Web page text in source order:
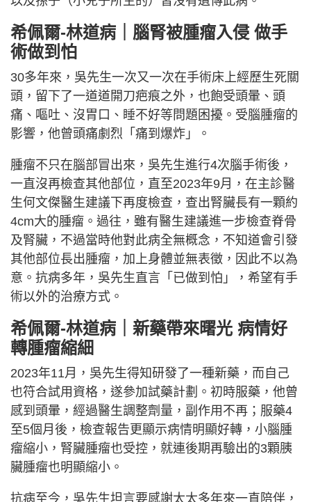
希佩爾-林道病｜腦腎被腫瘤入侵 做手
術做到怕
30多年來，吳先生一次又一次在手術床上經歷生死關
頭，留下了一道道開刀疤痕之外，也飽受頭暈、頭
痛、嘔吐、沒胃口、睡不好等問題困擾。受腦腫瘤的
影響，他曾頭痛劇烈「痛到爆炸」。
腫瘤不只在腦部冒出來，吳先生進行4次腦手術後，
一直沒再檢查其他部位，直至2023年9月，在主診醫
生何文傑醫生建議下再度檢查，查出腎臟長有一顆約
4cm大的腫瘤。過往，雖有醫生建議進一步檢查脊骨
及腎臟，不過當時他對此病全無概念，不知道會引發
其他部位長出腫瘤，加上身體並無表徵，因此不以為
意。抗病多年，吳先生直言「已做到怕」，希望有手
術以外的治療方式。
希佩爾-林道病｜新藥帶來曙光 病情好
轉腫瘤縮細
2023年11月，吳先生得知研發了一種新藥，而自己
也符合試用資格，遂參加試藥計劃。初時服藥，他曾
感到頭暈，經過醫生調整劑量，副作用不再；服藥4
至5個月後，檢查報告更顯示病情明顯好轉，小腦腫
瘤縮小，腎臟腫瘤也受控，就連後期再驗出的3顆胰
臟腫瘤也明顯縮小。
抗病至今，吳先生坦言要感謝太太多年來一直陪伴，